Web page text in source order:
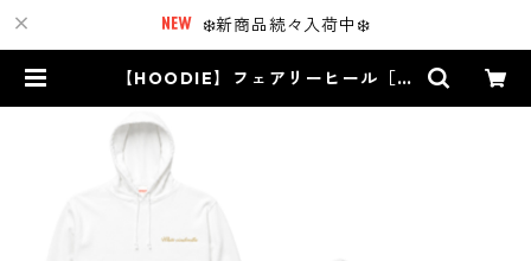
❄️新商品続々入荷中❄️
【HOODIE】フェアリーヒール［ゴ